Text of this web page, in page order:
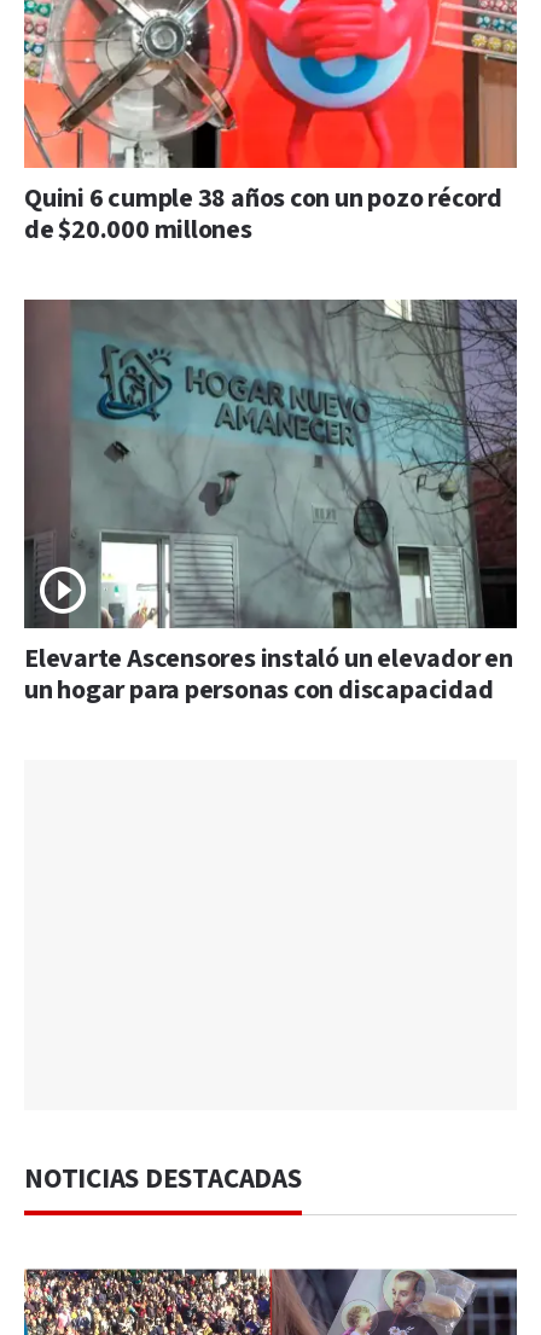
Quini 6 cumple 38 años con un pozo récord
de $20.000 millones
Elevarte Ascensores instaló un elevador en
un hogar para personas con discapacidad
NOTICIAS DESTACADAS